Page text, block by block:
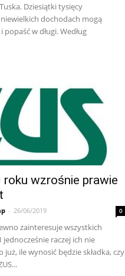
Dziesiątki tysięcy
dochodach mogą
w długi. Według
roku wzrośnie prawie
- 26/06/2019 0
zainteresuje wszystkich
jednocześnie raczej ich nie
już, ile wynosić będzie składka, czy